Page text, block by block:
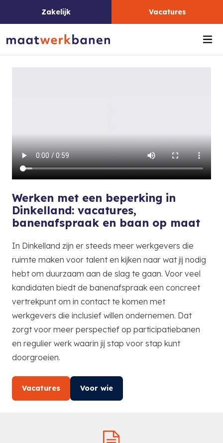
Zakelijk Vacatures
Werken met een beperking in
Dinkelland: vacatures,
banenafspraak en baan op maat
In Dinkelland zijn er steeds meer werkgevers die
ruimte maken voor talent en kijken naar wat jij nodig
hebt om duurzaam aan de slag te gaan. Voor veel
kandidaten biedt de banenafspraak een concreet
vertrekpunt om in contact te komen met
werkgevers die inclusief willen ondernemen. Dat
zorgt voor meer perspectief op participatiebanen
en regulier werk waarin jij stap voor stap kunt
doorgroeien.
Vacatures Voor wie